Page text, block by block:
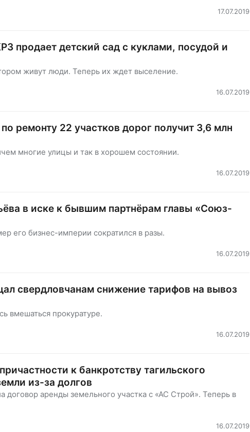
17.07.2019
продает детский сад с куклами, посудой и
живут люди. Теперь их ждет выселение.
16.07.2019
ремонту 22 участков дорог получит 3,6 млн
многие улицы и так в хорошем состоянии.
16.07.2019
в иске к бывшим партнёрам главы «Союз-
его бизнес-империи сократился в разы.
16.07.2019
свердловчанам снижение тарифов на вывоз
вмешаться прокуратуре.
16.07.2019
к банкротству тагильского
из-за долгов
договор аренды земельного участка с «АС Строй». Теперь в
16.07.2019